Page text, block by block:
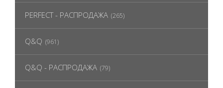
PERFECT - РАСПРОДАЖА (265)
Q&Q (961)
Q&Q - РАСПРОДАЖА (79)